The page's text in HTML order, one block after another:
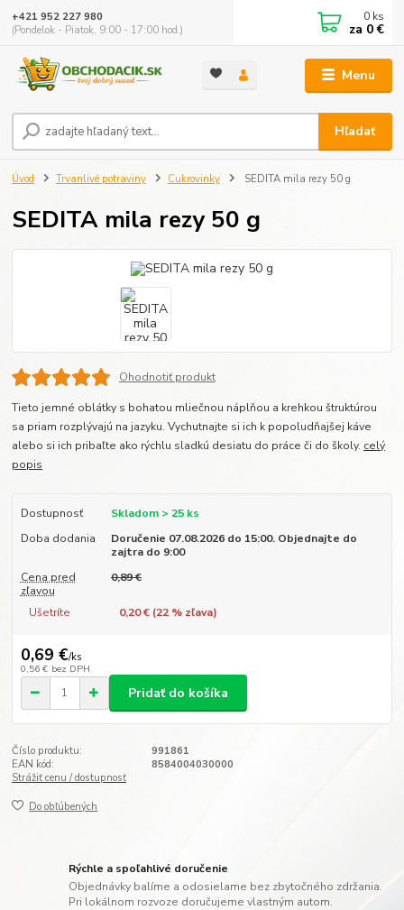
Menu
Hľadať
+421 952 227 980
(Pondelok - Piatok, 9:00 - 17:00 hod.)
0 ks
za 0 €
Úvod Trvanlivé potraviny Cukrovinky SEDITA mila rezy 50 g
SEDITA mila rezy 50 g
Ohodnotiť produkt
Tieto jemné oblátky s bohatou mliečnou náplňou a krehkou štruktúrou
sa priam rozplývajú na jazyku. Vychutnajte si ich k popoludňajšej káve
alebo si ich pribaľte ako rýchlu sladkú desiatu do práce či do školy. celý
popis
Dostupnosť
Skladom > 25 ks
Doba dodania
Doručenie 07.08.2026 do 15:00. Objednajte do
zajtra do 9:00
Cena pred
zľavou
0,89 €
Ušetríte 0,20 € (22% zľava)
0,69 €/ks
0,56 € bez DPH
Pridať do košíka
Číslo produktu:
991861
EAN kód:
8584004030000
Strážiť cenu / dostupnosť
Do obľúbených
Rýchle a spoľahlivé doručenie
Objednávky balíme a odosielame bez zbytočného zdržania.
Pri lokálnom rozvoze doručujeme vlastným autom.